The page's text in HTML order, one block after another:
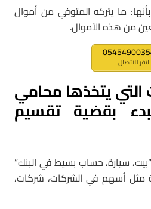
ما يتركه المتوفي من أموال
من هذه الأموال.
انقر للاتصال
التي يتخذها محامي
بقضية تقسيم
سيارة، حساب بسيط في البنك”
مثل أسهم في الشركات، شركات،